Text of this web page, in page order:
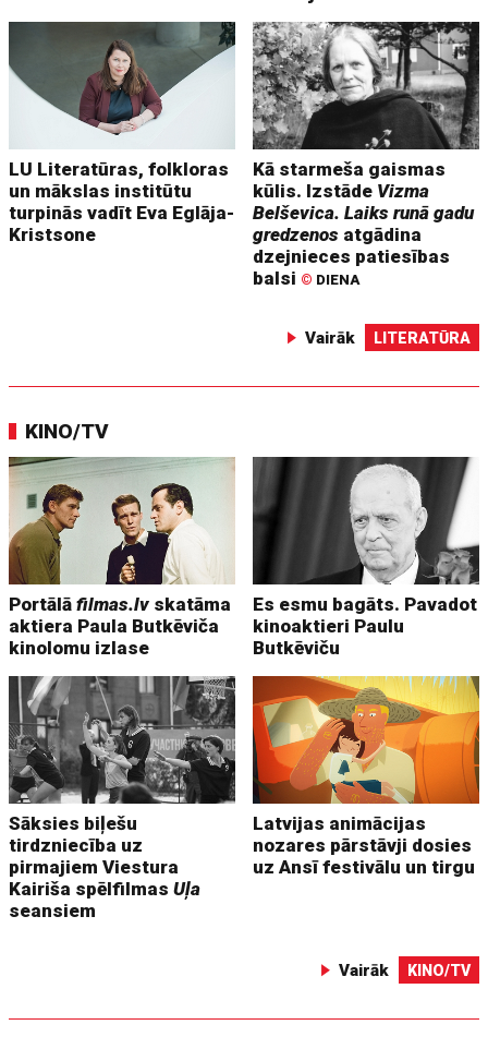
LU Literatūras, folkloras
un mākslas institūtu
turpinās vadīt Eva Eglāja-
Kristsone
Kā starmeša gaismas
kūlis. Izstāde Vizma
Belševica. Laiks runā gadu
gredzenos atgādina
dzejnieces patiesības
balsi © DIENA
Vairāk LITERATŪRA
KINO/TV
Portālāfilmas.lv skatāma
aktiera Paula Butkēviča
kinolomu izlase
Es esmu bagāts. Pavadot
kinoaktieri Paulu
Butkēviču
Sāksies biļešu
tirdzniecība uz
pirmajiem Viestura
Kairiša spēlfilmasUļa
seansiem
Latvijas animācijas
nozares pārstāvji dosies
uz Ansī festivālu un tirgu
Vairāk KINO/TV